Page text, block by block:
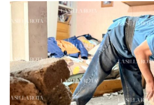
A un costado, decenas
con las labores de
palas y cubetas limpian
llenas de granizo a casi
la precipitación.